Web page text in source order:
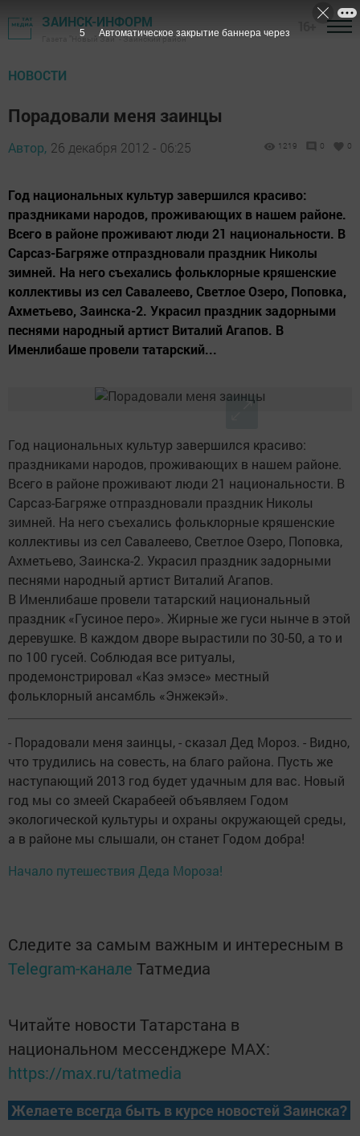
ЗАИНСК-ИНФОРМ
Газета "Новый Зай" - Заинский район
НОВОСТИ
Порадовали меня заинцы
Автор, 26 декабря 2012 - 06:25 1219 0 0
Год национальных культур завершился красиво:
праздниками народов, проживающих в нашем районе.
Всего в районе проживают люди 21 национальности. В
Сарсаз-Багряже отпраздновали праздник Николы
зимней. На него съехались фольклорные кряшенские
коллективы из сел Савалеево, Светлое Озеро, Поповка,
Ахметьево, Заинска-2. Украсил праздник задорными
песнями народный артист Виталий Агапов. В
Именлибаше провели татарский...
Год национальных культур завершился красиво:
праздниками народов, проживающих в нашем районе.
Всего в районе проживают люди 21 национальности. В
Сарсаз-Багряже отпраздновали праздник Николы
зимней. На него съехались фольклорные кряшенские
коллективы из сел Савалеево, Светлое Озеро, Поповка,
Ахметьево, Заинска-2. Украсил праздник задорными
песнями народный артист Виталий Агапов.
В Именлибаше провели татарский национальный
праздник «Гусиное перо». Жирные же гуси нынче в этой
деревушке. В каждом дворе вырастили по 30-50, а то и
по 100 гусей. Соблюдая все ритуалы,
продемонстрировал «Каз эмэсе» местный
фольклорный ансамбль «Энжекэй».
- Порадовали меня заинцы, - сказал Дед Мороз. - Видно,
что трудились на совесть, на благо района. Пусть же
наступающий 2013 год будет удачным для вас. Новый
год мы со змеей Скарабеей объявляем Годом
экологической культуры и охраны окружающей среды,
а в районе мы слышали, он станет Годом добра!
Начало путешествия Деда Мороза!
Следите за самым важным и интересным в
Telegram-канале Татмедиа
Читайте новости Татарстана в
национальном мессенджере MАХ:
https://max.ru/tatmedia
Желаете всегда быть в курсе новостей Заинска?
4 Автоматическое закрытие баннера через